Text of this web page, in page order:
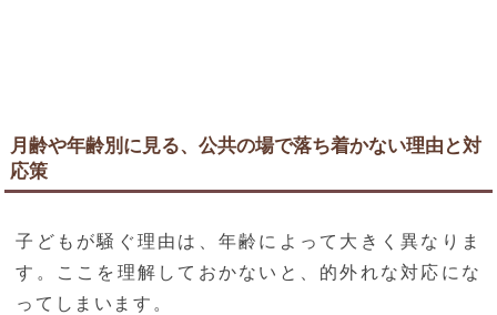
月齢や年齢別に見る、公共の場で落ち着かない理由と対
応策
子どもが騒ぐ理由は、年齢によって大きく異なりま
す。ここを理解しておかないと、的外れな対応にな
ってしまいます。